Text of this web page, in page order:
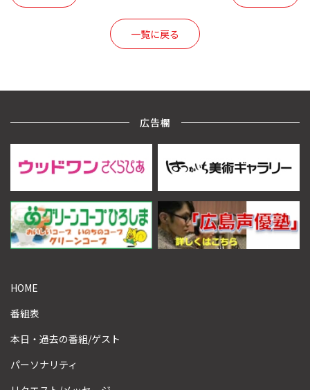
一覧に戻る
広告欄
HOME
番組表
本日・過去の番組/ゲスト
パーソナリティ